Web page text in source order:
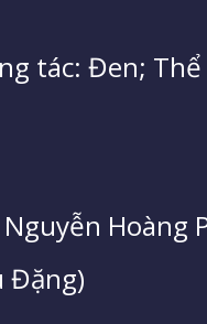
tác: Đen;
Hoàng
Đặng)